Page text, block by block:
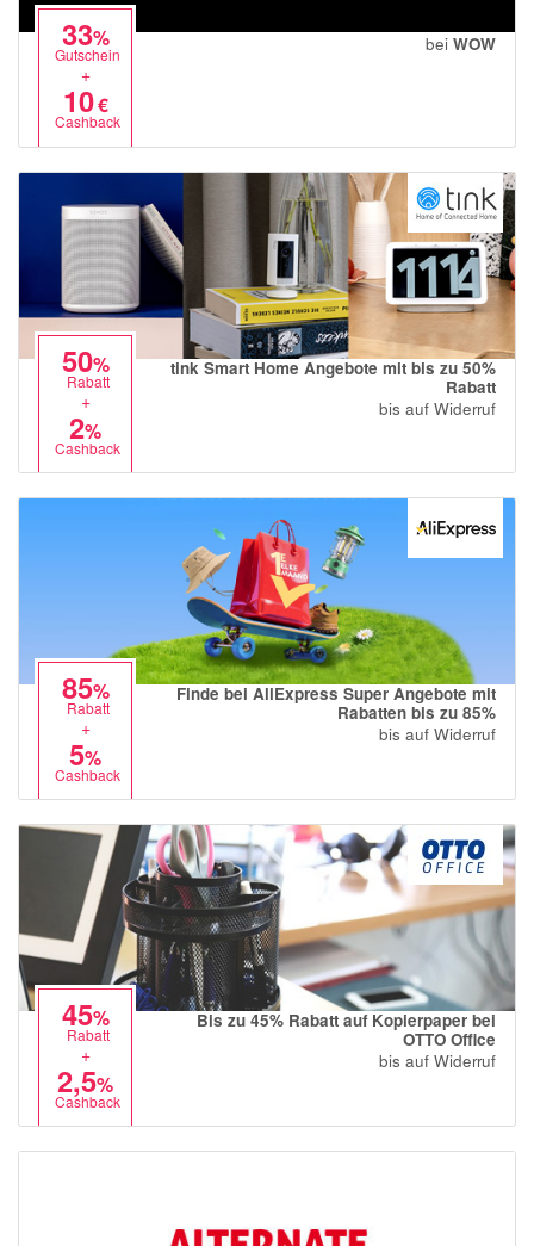
33%
Gutschein
+
10€
Cashback
bei WOW
50%
Rabatt
+
2%
Cashback
tink Smart Home Angebote mit bis zu 50%
Rabatt
bis auf Widerruf
85%
Rabatt
+
5%
Cashback
Finde bei AliExpress Super Angebote mit
Rabatten bis zu 85%
bis auf Widerruf
45%
Rabatt
+
2,5%
Cashback
Bis zu 45% Rabatt auf Kopierpaper bei
OTTO Office
bis auf Widerruf